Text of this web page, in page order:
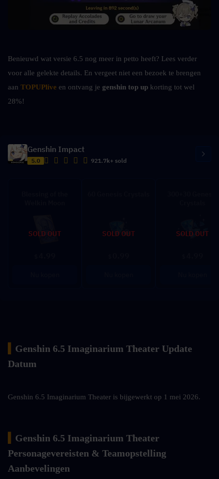
Benieuwd wat versie 6.5 nog meer in petto heeft? Lees verder
voor alle gelekte details. En vergeet niet een bezoek te brengen
aan TOPUPlive en ontvang je genshin top up korting tot wel
28%!
Genshin Impact
5.0 921.7k+ sold
SOLD OUT SOLD OUT SOLD OUT
Genshin 6.5 Imaginarium Theater Update
Datum
Genshin 6.5 Imaginarium Theater is bijgewerkt op 1 mei 2026.
Genshin 6.5 Imaginarium Theater
Personagevereisten & Teamopstelling
Aanbevelingen